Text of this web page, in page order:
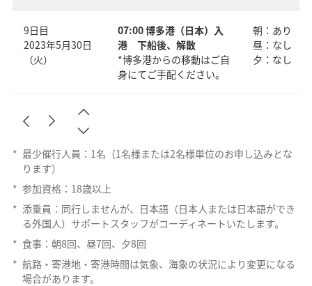
9日目
2023年5月30日
（火）
07:00 博多港（日本）入
港 下船後、解散
*博多港からの移動はご自
身にてご手配ください。
朝：あり
昼：なし
夕：なし
* 最少催行人員：1名（1名様または2名様単位のお申し込みとな
ります）
* 参加資格：18歳以上
* 添乗員：同行しませんが、日本語（日本人または日本語ができ
る外国人）サポートスタッフがコーディネートいたします。
* 食事：朝8回、昼7回、夕8回
* 航路・寄港地・寄港時間は気象、海象の状況により変更になる
場合があります。